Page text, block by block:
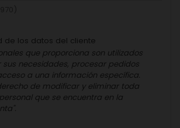
de los datos del cliente
que proporciona son utilizados
necesidades, procesar pedidos
a una información específica.
de modificar y eliminar toda
que se encuentra en la